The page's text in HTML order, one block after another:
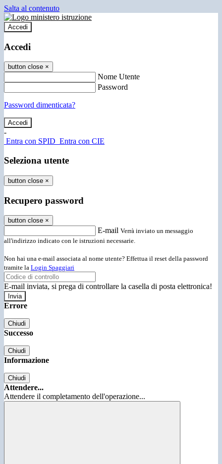
Salta al contenuto
Accedi
Accedi
button close ×
Nome Utente
Password
Password dimenticata?
-
Entra con SPID Entra con CIE
Seleziona utente
button close ×
Recupero password
button close ×
E-mail Verrà inviato un messaggio
all'indirizzo indicato con le istruzioni necessarie.
Non hai una e-mail associata al nome utente? Effettua il reset della password
tramite la Login Spaggiari
E-mail inviata, si prega di controllare la casella di posta elettronica!
Errore
Chiudi
Successo
Chiudi
Informazione
Chiudi
Attendere...
Attendere il completamento dell'operazione...